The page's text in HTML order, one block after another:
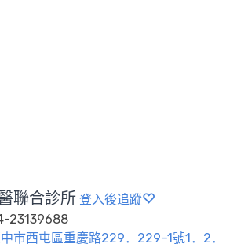
聯合診所 登入後追蹤
23139688
市西屯區重慶路229．229–1號1．2．